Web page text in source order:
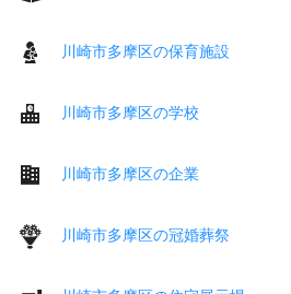
川崎市多摩区の保育施設
川崎市多摩区の学校
川崎市多摩区の企業
川崎市多摩区の冠婚葬祭